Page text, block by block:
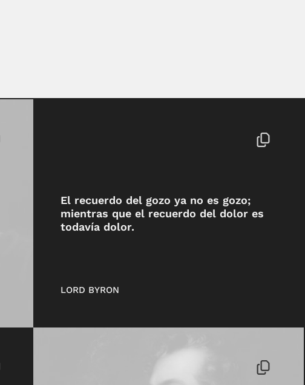
El recuerdo del gozo ya no es gozo;
mientras que el recuerdo del dolor es
todavía dolor.
LORD BYRON